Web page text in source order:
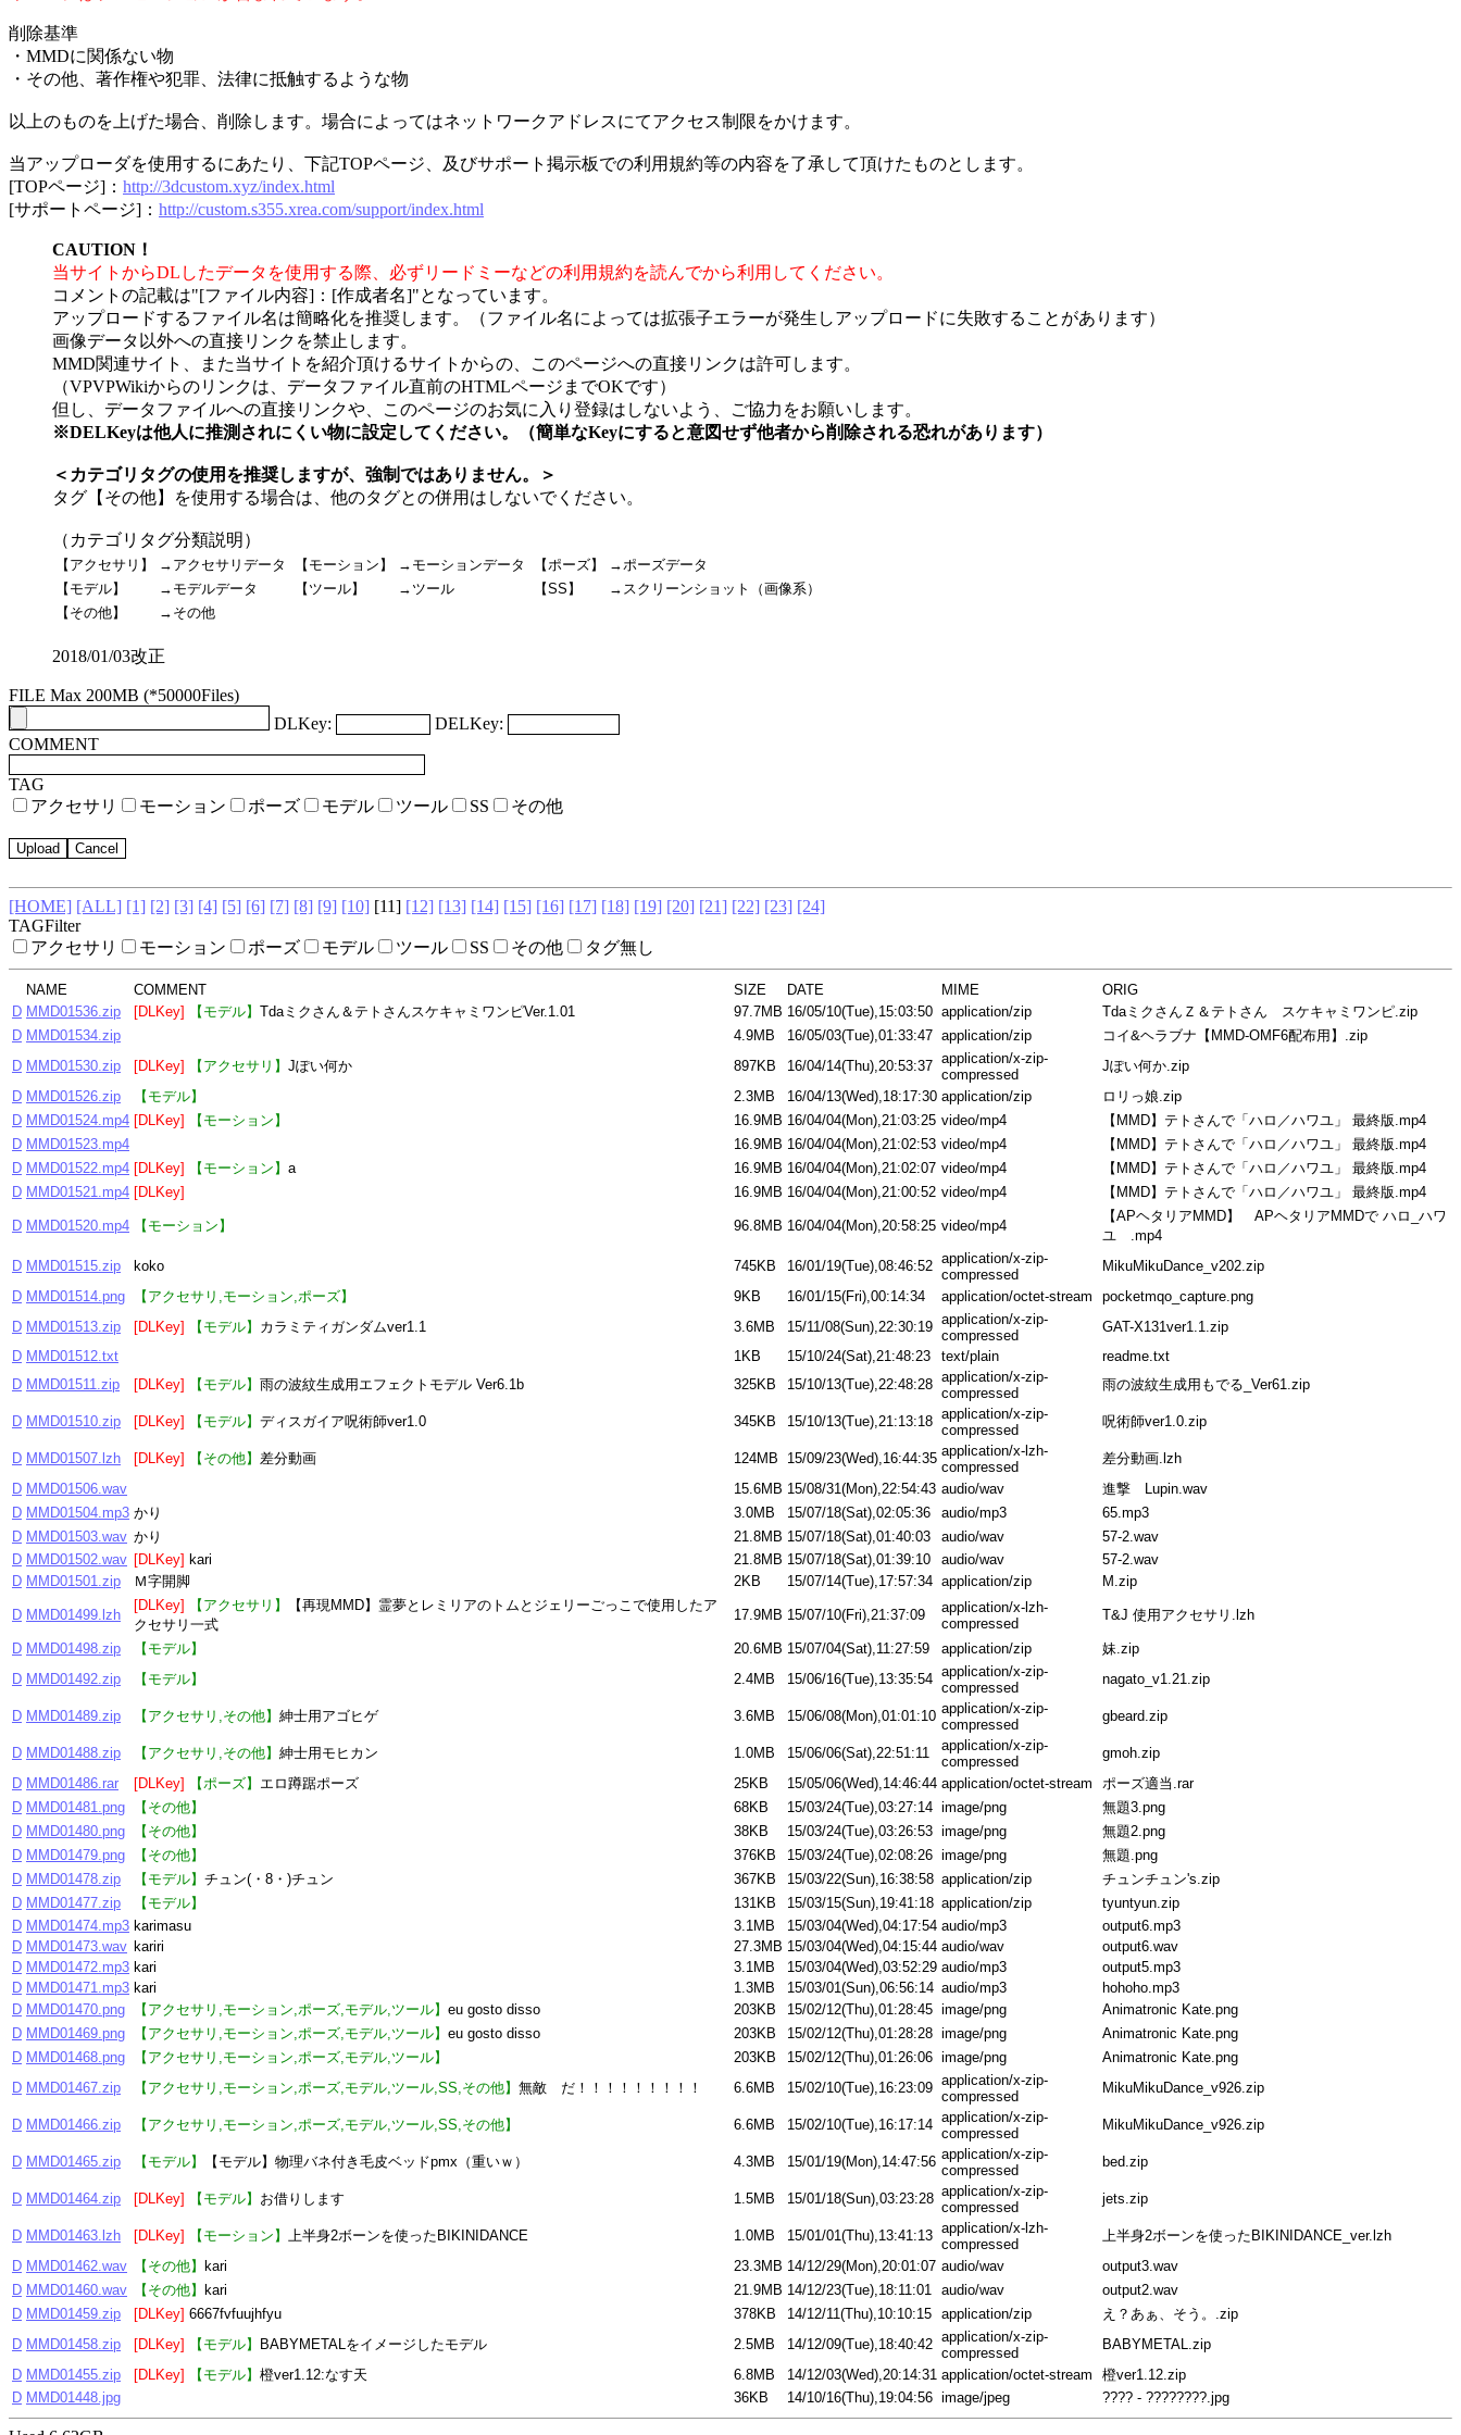
削除基準
・MMDに関係ない物
・その他、著作権や犯罪、法律に抵触するような物
以上のものを上げた場合、削除します。場合によってはネットワークアドレスにてアクセス制限をかけます。
当アップローダを使用するにあたり、下記TOPページ、及びサポート掲示板での利用規約等の内容を了承して頂けたものとします。
[TOPページ]： http://3dcustom.xyz/index.html
[サポートページ]： http://custom.s355.xrea.com/support/index.html
CAUTION！
当サイトからDLしたデータを使用する際、必ずリードミーなどの利用規約を読んでから利用してください。
コメントの記載は"[ファイル内容]：[作成者名]"となっています。
アップロードするファイル名は簡略化を推奨します。（ファイル名によっては拡張子エラーが発生しアップロードに失敗することがあります）
画像データ以外への直接リンクを禁止します。
MMD関連サイト、また当サイトを紹介頂けるサイトからの、このページへの直接リンクは許可します。
（VPVPWikiからのリンクは、データファイル直前のHTMLページまでOKです）
但し、データファイルへの直接リンクや、このページのお気に入り登録はしないよう、ご協力をお願いします。
※DELKeyは他人に推測されにくい物に設定してください。（簡単なKeyにすると意図せず他者から削除される恐れがあります）
＜カテゴリタグの使用を推奨しますが、強制ではありません。＞
タグ【その他】を使用する場合は、他のタグとの併用はしないでください。
（カテゴリタグ分類説明）
【アクセサリ】 →アクセサリデータ 【モーション】 →モーションデータ 【ポーズ】
→ポーズデータ
【モデル】
→モデルデータ 【ツール】 →ツール 【SS】
→スクリーンショット（画像系）
【その他】
→その他
2018/01/03改正
FILE Max 200MB (*50000Files)
DLKey:
DELKey:
COMMENT
TAG
アクセサリ
モーション ポーズ モデル ツール SS その他
[HOME] [ALL] [1] [2] [3] [4] [5] [6] [7] [8] [9] [10] [11] [12] [13] [14] [15] [16] [17] [18] [19] [20] [21] [22] [23] [24]
TAGFilter
アクセサリ
モーション ポーズ モデル ツール SS その他 タグ無し
NAME COMMENT SIZE DATE MIME
ORIG
D MMD01536.zip [DLKey] 【モデル】 Tdaミクさん＆テトさんスケキャミワンピVer.1.01 97.7MB 16/05/10(Tue),15:03:50 application/zip
TdaミクさんＺ＆テトさん スケキャミワンピ.zip
D MMD01534.zip 4.9MB 16/05/03(Tue),01:33:47 application/zip
コイ&ヘラブナ【MMD-OMF6配布用】.zip
D MMD01530.zip [DLKey] 【アクセサリ】 Jぽい何か 897KB 16/04/14(Thu),20:53:37 application/x-zip-
compressed
Jぽい何か.zip
D MMD01526.zip 【モデル】 2.3MB 16/04/13(Wed),18:17:30 application/zip
ロリっ娘.zip
D MMD01524.mp4 [DLKey] 【モーション】 16.9MB 16/04/04(Mon),21:03:25 video/mp4
【MMD】テトさんで「ハロ／ハワユ」 最終版.mp4
D MMD01523.mp4 16.9MB 16/04/04(Mon),21:02:53 video/mp4
【MMD】テトさんで「ハロ／ハワユ」 最終版.mp4
D MMD01522.mp4 [DLKey] 【モーション】 a 16.9MB 16/04/04(Mon),21:02:07 video/mp4
【MMD】テトさんで「ハロ／ハワユ」 最終版.mp4
D MMD01521.mp4 [DLKey] 16.9MB 16/04/04(Mon),21:00:52 video/mp4 【MMD】テトさんで「ハロ／ハワユ」 最終版.mp4
D MMD01520.mp4 【モーション】 96.8MB 16/04/04(Mon),20:58:25 video/mp4
【APヘタリアMMD】 APヘタリアMMDで ハロ_ハワ
ユ .mp4
D MMD01515.zip koko 745KB 16/01/19(Tue),08:46:52 application/x-zip-
compressed
MikuMikuDance_v202.zip
D MMD01514.png 【アクセサリ,モーション,ポーズ】 9KB 16/01/15(Fri),00:14:34 application/octet-stream
pocketmqo_capture.png
D MMD01513.zip [DLKey] 【モデル】 カラミティガンダムver1.1 3.6MB 15/11/08(Sun),22:30:19 application/x-zip-
compressed
GAT-X131ver1.1.zip
D MMD01512.txt 1KB 15/10/24(Sat),21:48:23 text/plain
readme.txt
D MMD01511.zip [DLKey] 【モデル】 雨の波紋生成用エフェクトモデル Ver6.1b 325KB 15/10/13(Tue),22:48:28 application/x-zip-
compressed
雨の波紋生成用もでる_Ver61.zip
D MMD01510.zip [DLKey] 【モデル】 ディスガイア呪術師ver1.0 345KB 15/10/13(Tue),21:13:18 application/x-zip-
compressed
呪術師ver1.0.zip
D MMD01507.lzh [DLKey] 【その他】 差分動画 124MB 15/09/23(Wed),16:44:35 application/x-lzh-
compressed
差分動画.lzh
D MMD01506.wav 15.6MB 15/08/31(Mon),22:54:43 audio/wav
進撃 Lupin.wav
D MMD01504.mp3 かり 3.0MB 15/07/18(Sat),02:05:36 audio/mp3
65.mp3
D MMD01503.wav かり 21.8MB 15/07/18(Sat),01:40:03 audio/wav
57-2.wav
D MMD01502.wav [DLKey] kari 21.8MB 15/07/18(Sat),01:39:10 audio/wav
57-2.wav
D MMD01501.zip Ｍ字開脚 2KB 15/07/14(Tue),17:57:34 application/zip M.zip
D MMD01499.lzh
[DLKey] 【アクセサリ】
【再現MMD】霊夢とレミリアのトムとジェリーごっこで使用したア
クセサリ一式
17.9MB 15/07/10(Fri),21:37:09
application/x-lzh-
compressed
T&J 使用アクセサリ.lzh
D MMD01498.zip 【モデル】 20.6MB 15/07/04(Sat),11:27:59 application/zip
妹.zip
D MMD01492.zip 【モデル】 2.4MB 15/06/16(Tue),13:35:54 application/x-zip-
compressed
nagato_v1.21.zip
D MMD01489.zip 【アクセサリ,その他】 紳士用アゴヒゲ 3.6MB 15/06/08(Mon),01:01:10 application/x-zip-
compressed
gbeard.zip
D MMD01488.zip 【アクセサリ,その他】 紳士用モヒカン 1.0MB 15/06/06(Sat),22:51:11
application/x-zip-
compressed
gmoh.zip
D MMD01486.rar [DLKey] 【ポーズ】 エロ蹲踞ポーズ 25KB 15/05/06(Wed),14:46:44 application/octet-stream
ポーズ適当.rar
D MMD01481.png 【その他】 68KB 15/03/24(Tue),03:27:14 image/png
無題3.png
D MMD01480.png 【その他】 38KB 15/03/24(Tue),03:26:53 image/png
無題2.png
D MMD01479.png 【その他】 376KB 15/03/24(Tue),02:08:26 image/png
無題.png
D MMD01478.zip 【モデル】 チュン(・8・)チュン 367KB 15/03/22(Sun),16:38:58 application/zip
チュンチュン's.zip
D MMD01477.zip 【モデル】 131KB 15/03/15(Sun),19:41:18 application/zip
tyuntyun.zip
D MMD01474.mp3 karimasu 3.1MB 15/03/04(Wed),04:17:54 audio/mp3
output6.mp3
D MMD01473.wav kariri 27.3MB 15/03/04(Wed),04:15:44 audio/wav
output6.wav
D MMD01472.mp3 kari 3.1MB 15/03/04(Wed),03:52:29 audio/mp3
output5.mp3
D MMD01471.mp3 kari 1.3MB 15/03/01(Sun),06:56:14 audio/mp3
hohoho.mp3
D MMD01470.png 【アクセサリ,モーション,ポーズ,モデル,ツール】 eu gosto disso 203KB 15/02/12(Thu),01:28:45 image/png
Animatronic Kate.png
D MMD01469.png 【アクセサリ,モーション,ポーズ,モデル,ツール】 eu gosto disso 203KB 15/02/12(Thu),01:28:28 image/png
Animatronic Kate.png
D MMD01468.png 【アクセサリ,モーション,ポーズ,モデル,ツール】 203KB 15/02/12(Thu),01:26:06 image/png
Animatronic Kate.png
D MMD01467.zip 【アクセサリ,モーション,ポーズ,モデル,ツール,SS,その他】 無敵 だ！！！！！！！！！ 6.6MB 15/02/10(Tue),16:23:09 application/x-zip-
compressed
MikuMikuDance_v926.zip
D MMD01466.zip 【アクセサリ,モーション,ポーズ,モデル,ツール,SS,その他】 6.6MB 15/02/10(Tue),16:17:14 application/x-zip-
compressed
MikuMikuDance_v926.zip
D MMD01465.zip 【モデル】 【モデル】物理バネ付き毛皮ベッドpmx（重いｗ） 4.3MB 15/01/19(Mon),14:47:56 application/x-zip-
compressed
bed.zip
D MMD01464.zip [DLKey] 【モデル】 お借りします 1.5MB 15/01/18(Sun),03:23:28 application/x-zip-
compressed
jets.zip
D MMD01463.lzh [DLKey] 【モーション】 上半身2ボーンを使ったBIKINIDANCE 1.0MB 15/01/01(Thu),13:41:13 application/x-lzh-
compressed
上半身2ボーンを使ったBIKINIDANCE_ver.lzh
D MMD01462.wav 【その他】 kari 23.3MB 14/12/29(Mon),20:01:07 audio/wav
output3.wav
D MMD01460.wav 【その他】 kari 21.9MB 14/12/23(Tue),18:11:01 audio/wav
output2.wav
D MMD01459.zip [DLKey] 6667fvfuujhfyu 378KB 14/12/11(Thu),10:10:15 application/zip
え？あぁ、そう。.zip
D MMD01458.zip [DLKey] 【モデル】 BABYMETALをイメージしたモデル 2.5MB 14/12/09(Tue),18:40:42 application/x-zip-
compressed
BABYMETAL.zip
D MMD01455.zip [DLKey] 【モデル】 橙ver1.12:なす天 6.8MB 14/12/03(Wed),20:14:31 application/octet-stream
橙ver1.12.zip
D MMD01448.jpg 36KB 14/10/16(Thu),19:04:56 image/jpeg ???? - ????????.jpg